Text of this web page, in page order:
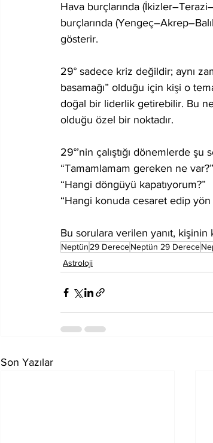
Hava burçlarında
burçlarında
gösterir.
29° sadece kriz değildir; aynı
basamağı” olduğu için kişi o
doğal bir liderlik getirebilir. Bu
olduğu özel bir noktadır.
29°’nin çalıştığı dönemlerde şu
“Tamamlamam gereken ne var?”
“Hangi döngüyü kapatıyorum?”
“Hangi konuda cesaret edip
Bu sorulara verilen yanıt, kişinin
Neptün 29 DereceNeptün 29 Derece
Astroloji
Son Yazılar